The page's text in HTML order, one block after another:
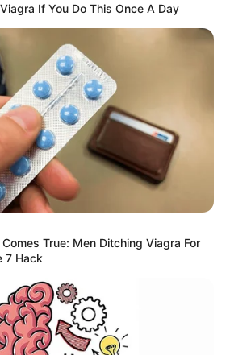
If You Do This Once A Day
True: Men Ditching Viagra For
7 Hack